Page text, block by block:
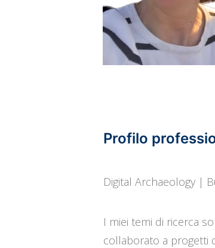
Profilo
Digital Archaeology |
I miei temi di ricerca
collaborato a progetti